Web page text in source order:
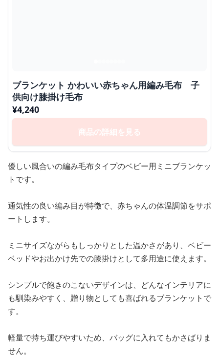
ブランケット かわいい赤ちゃん用編み毛布 子
供向け膝掛け毛布
¥4,240
商品の詳細を見る
優しい風合いの編み毛布タイプのベビー用ミニブランケッ
トです。
通気性の良い編み目が特徴で、赤ちゃんの体温調節をサポ
ートします。
ミニサイズながらもしっかりとした温かさがあり、ベビー
ベッドやお出かけ先での膝掛けとして多用途に使えます。
シンプルで飽きのこないデザインは、どんなインテリアに
も馴染みやすく、贈り物としても喜ばれるブランケットで
す。
軽量で持ち運びやすいため、バッグに入れてもかさばりま
せん。